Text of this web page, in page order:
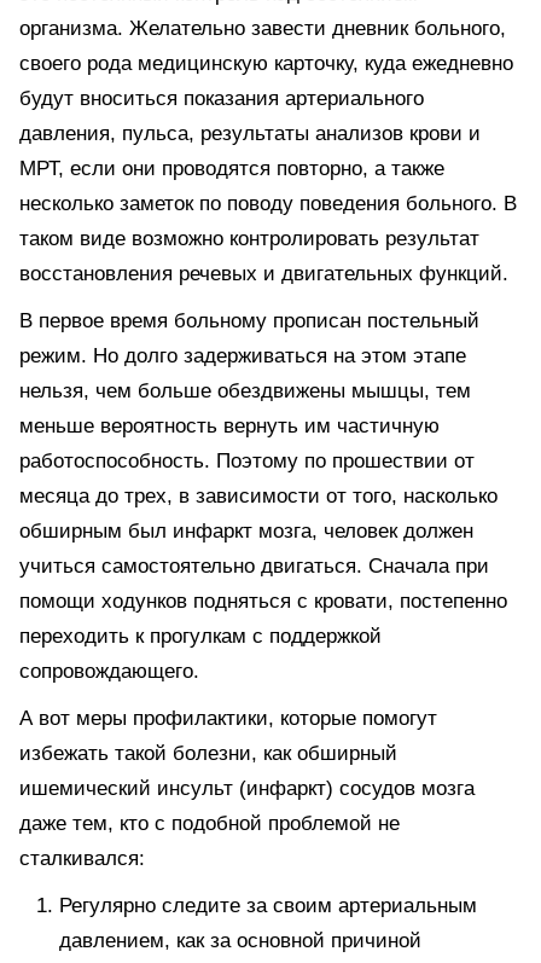
организма. Желательно завести дневник больного,
своего рода медицинскую карточку, куда ежедневно
будут вноситься показания артериального
давления, пульса, результаты анализов крови и
МРТ, если они проводятся повторно, а также
несколько заметок по поводу поведения больного. В
таком виде возможно контролировать результат
восстановления речевых и двигательных функций.
В первое время больному прописан постельный
режим. Но долго задерживаться на этом этапе
нельзя, чем больше обездвижены мышцы, тем
меньше вероятность вернуть им частичную
работоспособность. Поэтому по прошествии от
месяца до трех, в зависимости от того, насколько
обширным был инфаркт мозга, человек должен
учиться самостоятельно двигаться. Сначала при
помощи ходунков подняться с кровати, постепенно
переходить к прогулкам с поддержкой
сопровождающего.
А вот меры профилактики, которые помогут
избежать такой болезни, как обширный
ишемический инсульт (инфаркт) сосудов мозга
даже тем, кто с подобной проблемой не
сталкивался:
Регулярно следите за своим артериальным
давлением, как за основной причиной